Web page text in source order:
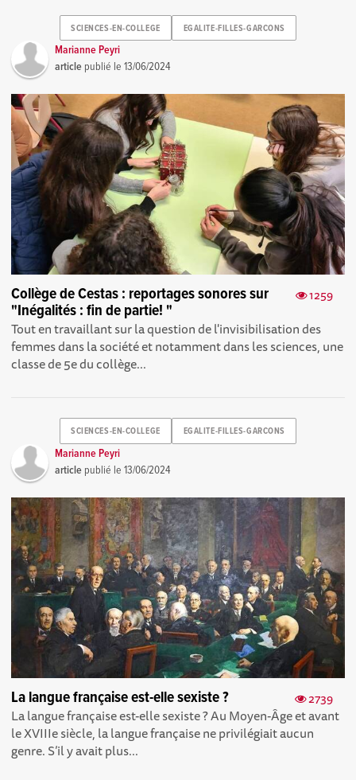
SCIENCES-EN-COLLEGE EGALITE-FILLES-GARCONS
Marianne Peyri
article publié le13/06/2024
1259
Collège de Cestas : reportages sonores sur
"Inégalités : fin de partie! "
Tout en travaillant sur la question de l'invisibilisation des
femmes dans la société et notamment dans les sciences, une
classe de 5e du collège...
SCIENCES-EN-COLLEGE EGALITE-FILLES-GARCONS
Marianne Peyri
article publié le13/06/2024
2739
La langue française est-elle sexiste ?
La langue française est-elle sexiste ? Au Moyen-Âge et avant
le XVIIIe siècle, la langue française ne privilégiait aucun
genre. S’il y avait plus...